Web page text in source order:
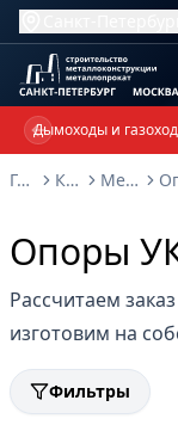
Дымоходы и
Previous slide
Главная
Каталог Металлоконструкции
Опоры
Рассчитаем
изготовим на
Фильтры